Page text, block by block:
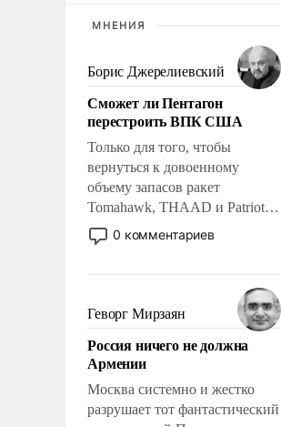
МНЕНИЯ
Борис Джерелиевский
Сможет ли Пентагон
перестроить ВПК США
Только для того, чтобы
вернуться к довоенному
объему запасов ракет
Tomahawk, THAAD и Patriot
США потребуется более трех
лет. Даже небольшая война с
Сложившаяся ситуация
означает многолетний период
уязвимости США, например,
перед Китаем.
0 комментариев
Геворг Мирзаян
Россия ничего не должна
Армении
Москва системно и жестко
разрушает тот фантастический